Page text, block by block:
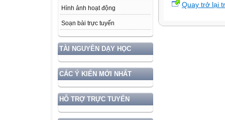
Hình ảnh hoạt động
Soạn bài trực tuyến
TÀI NGUYÊN DẠY HỌC
CÁC Ý KIẾN MỚI NHẤT
HỖ TRỢ TRỰC TUYẾN
Quay trở lại